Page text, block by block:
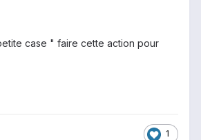
case " faire cette action pour
1